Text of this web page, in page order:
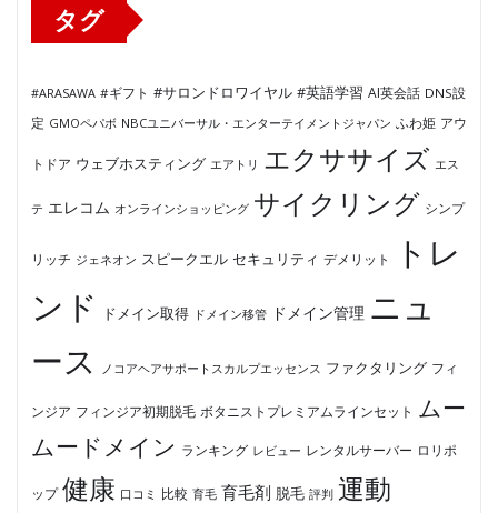
タグ
#ARASAWA #ギフト #サロンドロワイヤル #英語学習 AI英会話 DNS設
定 GMOペパボ NBCユニバーサル・エンターテイメントジャパン ふわ姫 アウ
トドア ウェブホスティング エアトリ エクササイズ エス
テ エレコム オンラインショッピング サイクリング シンプ
リッチ ジェネオン スピークエル セキュリティ デメリット
トレ
ンド
ドメイン取得 ドメイン移管 ドメイン管理 ニュ
ース
ノコアヘアサポートスカルプエッセンス ファクタリング フィ
ンジア フィンジア初期脱毛 ボタニストプレミアムラインセット ムー
ムードメイン ランキング レビュー レンタルサーバー ロリポ
ップ 健康 口コミ 比較 育毛 育毛剤 脱毛 評判 運動